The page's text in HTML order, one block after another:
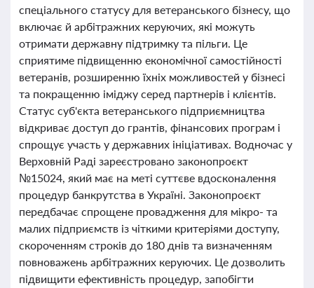
спеціального статусу для ветеранського бізнесу, що
включає й арбітражних керуючих, які можуть
отримати державну підтримку та пільги. Це
сприятиме підвищенню економічної самостійності
ветеранів, розширенню їхніх можливостей у бізнесі
та покращенню іміджу серед партнерів і клієнтів.
Статус суб'єкта ветеранського підприємництва
відкриває доступ до грантів, фінансових програм і
спрощує участь у державних ініціативах. Водночас у
Верховній Раді зареєстровано законопроєкт
№15024, який має на меті суттєве вдосконалення
процедур банкрутства в Україні. Законопроєкт
передбачає спрощене провадження для мікро- та
малих підприємств із чіткими критеріями доступу,
скороченням строків до 180 днів та визначенням
повноважень арбітражних керуючих. Це дозволить
підвищити ефективність процедур, запобігти